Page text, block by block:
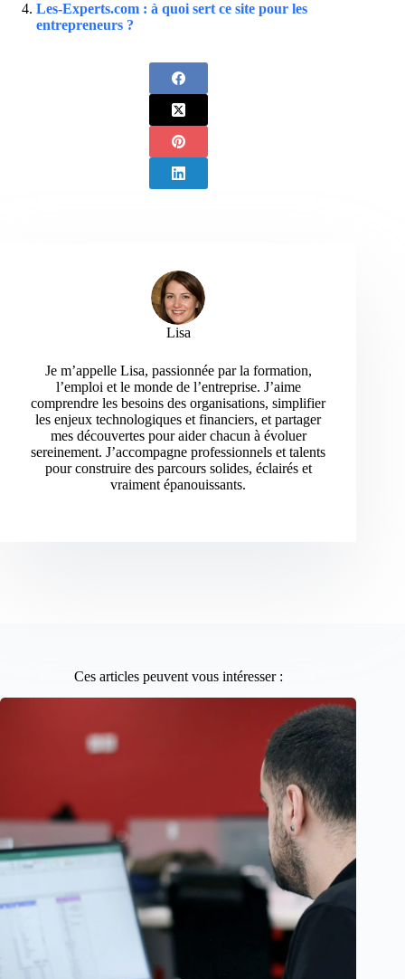
Les-Experts.com : à quoi sert ce site pour les
entrepreneurs ?
Lisa
Je m’appelle Lisa, passionnée par la formation,
l’emploi et le monde de l’entreprise. J’aime
comprendre les besoins des organisations, simplifier
les enjeux technologiques et financiers, et partager
mes découvertes pour aider chacun à évoluer
sereinement. J’accompagne professionnels et talents
pour construire des parcours solides, éclairés et
vraiment épanouissants.
Ces articles peuvent vous intéresser :